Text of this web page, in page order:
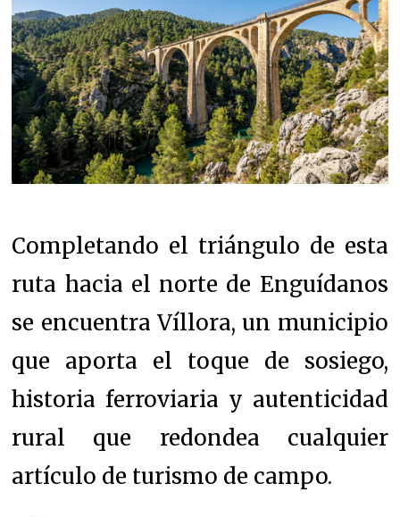
Completando el triángulo de esta
ruta hacia el norte de Enguídanos
se encuentra Víllora, un municipio
que aporta el toque de sosiego,
historia ferroviaria y autenticidad
rural que redondea cualquier
artículo de turismo de campo.